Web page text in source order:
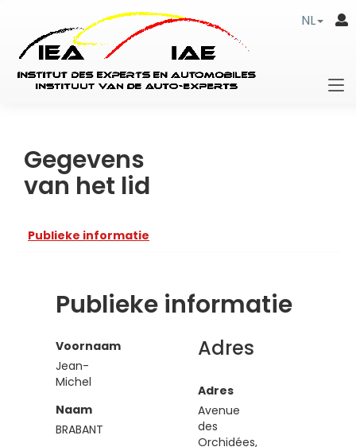
NL
Gegevens
van het lid
Publieke informatie
Publieke informatie
Voornaam
Jean-
Michel
Naam
BRABANT
Adres
Adres
Avenue
des
Orchidées,